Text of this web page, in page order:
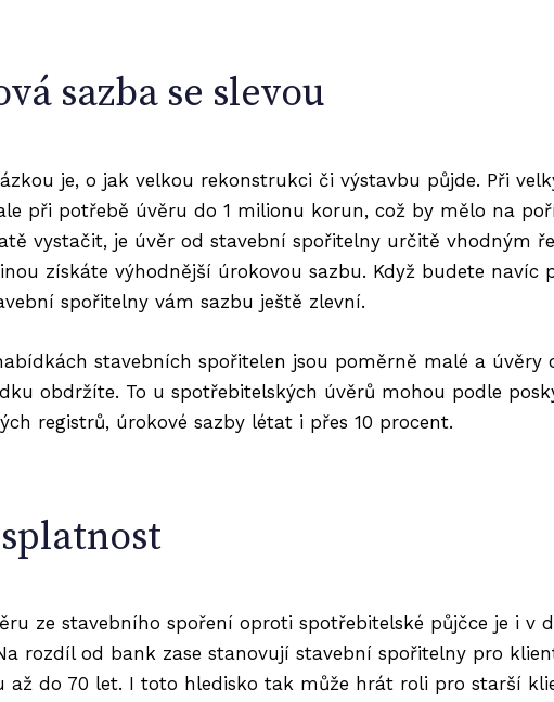
sazba se slevou
je, o jak velkou rekonstrukci či výstavbu půjde. Při
při potřebě úvěru do 1 milionu korun, což by mělo na
vystačit, je úvěr od stavební spořitelny určitě vhodným
získáte výhodnější úrokovou sazbu. Když budete navíc
spořitelny vám sazbu ještě zlevní.
stavebních spořitelen jsou poměrně malé a
obdržíte. To u spotřebitelských úvěrů mohou podle
registrů, úrokové sazby létat i přes 10 procent.
ze stavebního spoření oproti spotřebitelské půjčce je i
rozdíl od bank zase stanovují stavební spořitelny pro
až do 70 let. I toto hledisko tak může hrát roli pro starší